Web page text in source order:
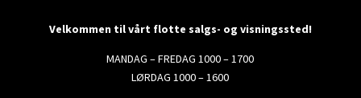
Velkommen til vårt flotte salgs- og visningssted!
MANDAG – FREDAG 1000 – 1700
LØRDAG 1000 – 1600